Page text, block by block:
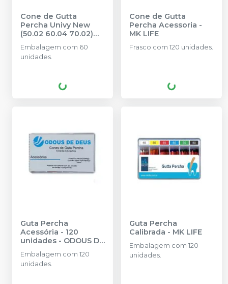
Cone de Gutta
Percha Univy New
(50.02 60.04 70.02)
60 unidades
Embalagem com 60
unidades.
Cone de Gutta
Percha Acessoria -
MK LIFE
Frasco com 120 unidades.
Guta Percha
Acessória - 120
unidades - ODOUS DE
DEUS
Embalagem com 120
unidades.
Guta Percha
Calibrada - MK LIFE
Embalagem com 120
unidades.